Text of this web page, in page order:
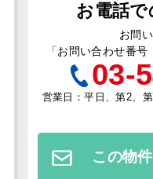
お電話
お問
「お問い合わせ番号
03-
営業日：平日、第2、
この物